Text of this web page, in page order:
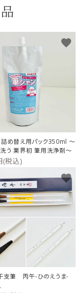
詰め替え用パック350ml ～
う 業界初 筆用洗浄剤～
(税込)
favorite
支筆 丙午-ひのえうま-
favorite